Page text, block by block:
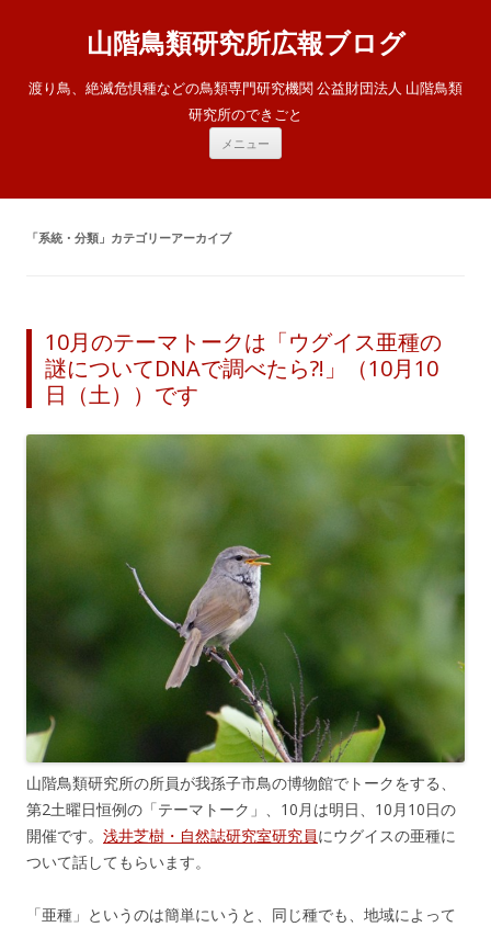
山階鳥類研究所広報ブログ
渡り鳥、絶滅危惧種などの鳥類専門研究機関 公益財団法人 山階鳥類
研究所のできごと
メニュー
ツ
「系統・分類 」カテゴリーアーカイブ
10月のテーマトークは「ウグイス亜種の
謎についてDNAで調べたら?!」（10月10
日（土））です
山階鳥類研究所の所員が我孫子市鳥の博物館でトークをする、
第2土曜日恒例の「テーマトーク」、10月は明日、10月10日の
開催です。 浅井芝樹・自然誌研究室研究員にウグイスの亜種に
ついて話してもらいます。
「亜種」というのは簡単にいうと、同じ種でも、地域によって